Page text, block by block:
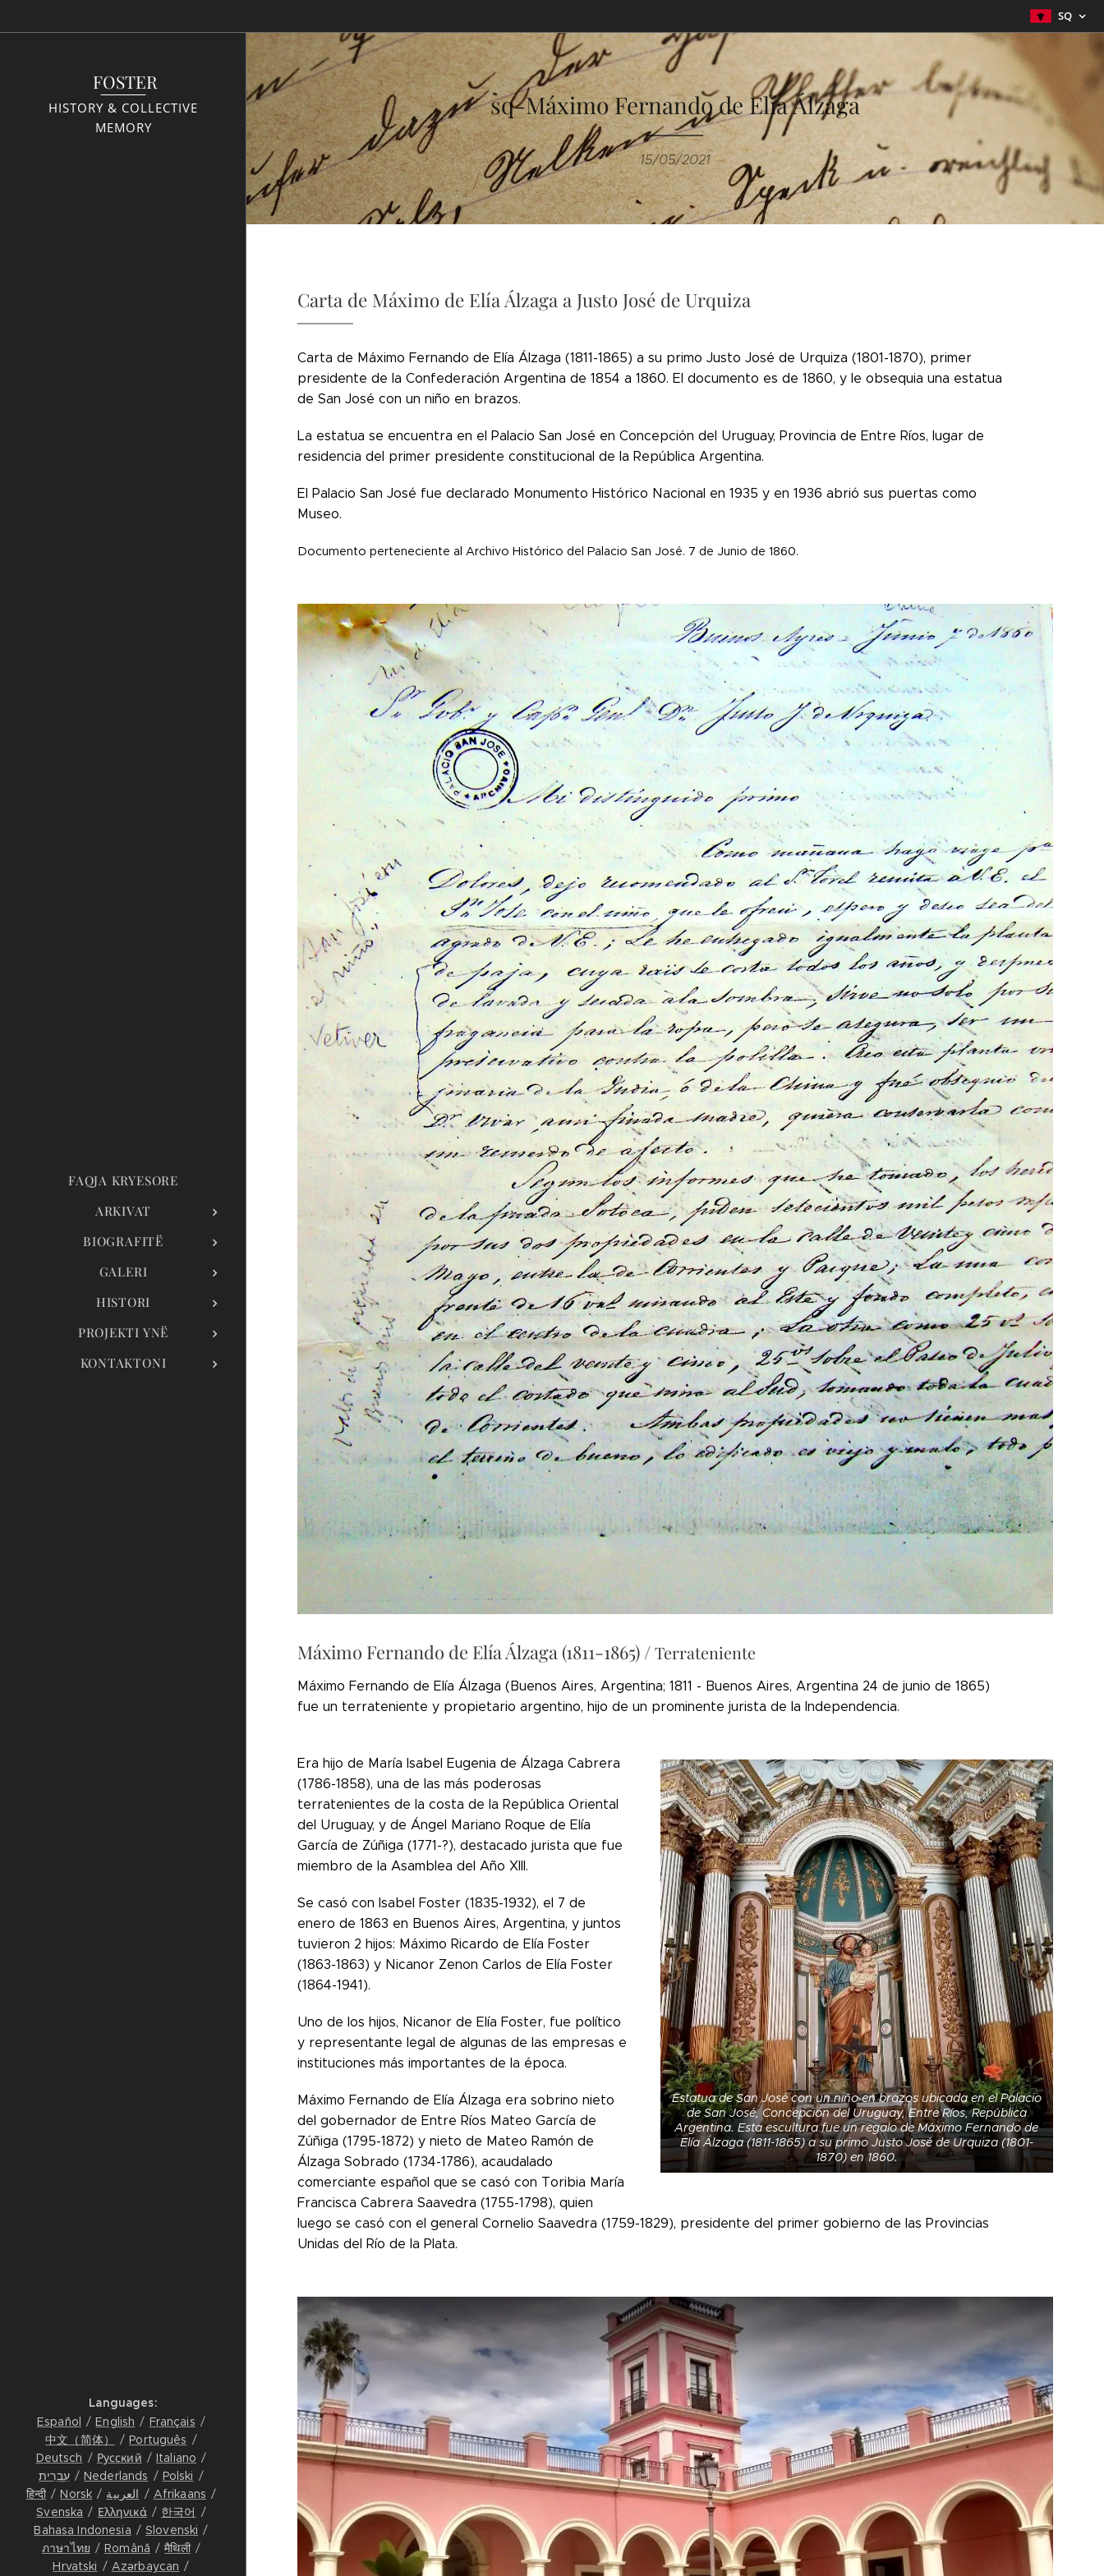
SQ
FOSTER
HISTORY & COLLECTIVE
MEMORY
FAQJA KRYESORE
ARKIVAT
BIOGRAFITË
GALERI
HISTORI
PROJEKTI YNË
KONTAKTONI
sq-Máximo Fernando de Elía Álzaga
15/05/2021
Carta de Máximo de Elía Álzaga a Justo José de Urquiza
Carta de Máximo Fernando de Elía Álzaga (1811-1865) a su primo Justo José de Urquiza (1801-1870), primer
presidente de la Confederación Argentina de 1854 a 1860. El documento es de 1860, y le obsequia una estatua
de San José con un niño en brazos.
La estatua se encuentra en el Palacio San José en Concepción del Uruguay, Provincia de Entre Ríos, lugar de
residencia del primer presidente constitucional de la República Argentina.
El Palacio San José fue declarado Monumento Histórico Nacional en 1935 y en 1936 abrió sus puertas como
Museo.
Documento perteneciente al Archivo Histórico del Palacio San José. 7 de Junio de 1860.
Máximo Fernando de Elía Álzaga (1811-1865) /Terrateniente
Máximo Fernando de Elía Álzaga (Buenos Aires, Argentina; 1811 - Buenos Aires, Argentina 24 de junio de 1865)
fue un terrateniente y propietario argentino, hijo de un prominente jurista de la Independencia.
Estatua de San José con un niño en brazos ubicada en el Palacio
de San José, Concepción del Uruguay, Entre Ríos, República
Argentina. Esta escultura fue un regalo de Máximo Fernando de
Elía Álzaga (1811-1865) a su primo Justo José de Urquiza (1801-
1870) en 1860.
Era hijo de María Isabel Eugenia de Álzaga Cabrera
(1786-1858), una de las más poderosas
terratenientes de la costa de la República Oriental
del Uruguay, y de Ángel Mariano Roque de Elía
García de Zúñiga (1771-?), destacado jurista que fue
miembro de la Asamblea del Año XIII.
Se casó con Isabel Foster (1835-1932), el 7 de
enero de 1863 en Buenos Aires, Argentina, y juntos
tuvieron 2 hijos: Máximo Ricardo de Elía Foster
(1863-1863) y Nicanor Zenon Carlos de Elía Foster
(1864-1941).
Uno de los hijos, Nicanor de Elía Foster, fue político
y representante legal de algunas de las empresas e
instituciones más importantes de la época.
Máximo Fernando de Elía Álzaga era sobrino nieto
del gobernador de Entre Ríos Mateo García de
Zúñiga (1795-1872) y nieto de Mateo Ramón de
Álzaga Sobrado (1734-1786), acaudalado
comerciante español que se casó con Toribia María
Francisca Cabrera Saavedra (1755-1798), quien
luego se casó con el general Cornelio Saavedra (1759-1829), presidente del primer gobierno de las Provincias
Unidas del Río de la Plata.
Languages
Español
English
Français
中文（简体）
Português
Deutsch
Русский
Italiano
עִבְרִית
Nederlands
Polski
हिन्दी
Norsk العربية
Afrikaans
Svenska
Ελληνικά
한국어
Bahasa Indonesia
Slovenski
ภาษาไทย
Română
मैथिली
Hrvatski
Azərbaycan